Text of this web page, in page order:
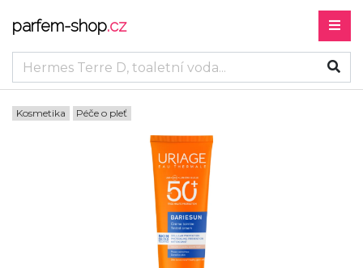
parfem-shop.cz
Kosmetika Péče o pleť